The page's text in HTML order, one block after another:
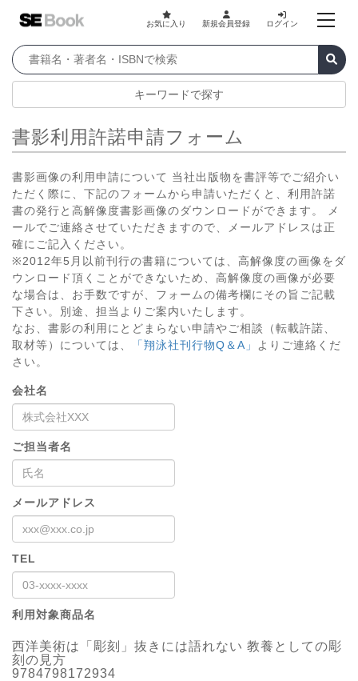
お気に入り 新規会員登録 ログイン
キーワードで探す
書影利用許諾申請フォーム
書影画像の利用申請について 当社出版物を書評等でご紹介い
ただく際に、下記のフォームから申請いただくと、利用許諾
書の発行と高解像度書影画像のダウンロードができます。 メ
ールでご連絡させていただきますので、メールアドレスは正
確にご記入ください。
※2012年5月以前刊行の書籍については、高解像度の画像をダ
ウンロード頂くことができないため、高解像度の画像が必要
な場合は、お手数ですが、フォームの備考欄にその旨ご記載
下さい。別途、担当よりご案内いたします。
なお、書影の利用にとどまらない申請やご相談（転載許諾、
取材等）については、
「翔泳社刊行物Q＆A」
よりご連絡くだ
さい。
会社名
ご担当者名
メールアドレス
TEL
利用対象商品名
西洋美術は「彫刻」抜きには語れない 教養としての彫
刻の見方
9784798172934